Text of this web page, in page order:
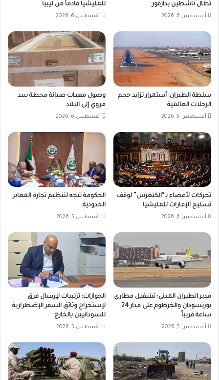
تطال ناشطين بدارفور
أغسطس 6, 2026
للمليشيا قادماً من ليبيا
أغسطس 6, 2026
سلطة الطيران: أستمرار تزايد حجم
الرحلات العالمية
أغسطس 6, 2026
وصول معدات صيانة محطة سد
مروي إلى البلاد
أغسطس 6, 2026
تحركات لأعضاء بـ“الكنغرس” لوقف
تسليح الإمارات للمليشيا
أغسطس 6, 2026
الحكومة تتجه لتنظيم تجارة المعابر
الحدودية
أغسطس 5, 2026
مدير الطيران المدني: تشغيل مطاري
بورتسودان والخرطوم على مدار 24
ساعة قريباً
أغسطس 5, 2026
الجوازات: ترتيبات لإرسال فرق
لإستخراج وثائق السفر الإضطرارية
للسودانيين بالخارج
أغسطس 5, 2026